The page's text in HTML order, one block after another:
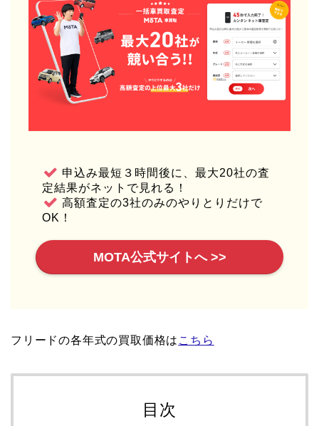
申込み最短３時間後に、最大20社の査
定結果がネットで見れる！
高額査定の3社のみのやりとりだけで
OK！
MOTA公式サイトへ >>
フリードの各年式の買取価格は こちら
目次